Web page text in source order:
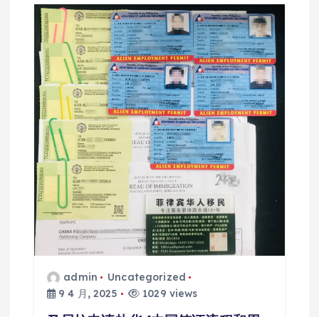
admin
Uncategorized
9 4 月, 2025
1029 views